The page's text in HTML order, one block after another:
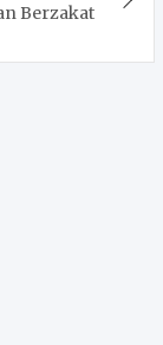
Berzakat